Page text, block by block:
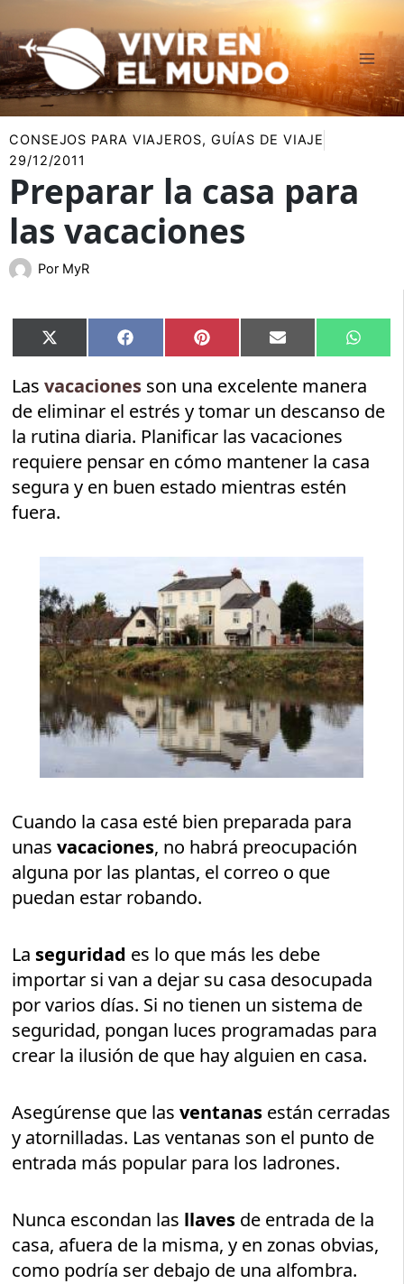
al
contenido
CONSEJOS PARA VIAJEROS, GUÍAS DE VIAJE
29/12/2011
Preparar la casa para
las vacaciones
Por MyR
Compartir
en
X
(Twitter)
Compartir
en
Facebook Compartir
en
Pinterest Compartir
en
Email
en
Lasvacaciones son una excelente manera
de eliminar el estrés y tomar un descanso de
la rutina diaria. Planificar las vacaciones
requiere pensar en cómo mantener la casa
segura y en buen estado mientras estén
fuera.
Cuando la casa esté bien preparada para
unasvacaciones, no habrá preocupación
alguna por las plantas, el correo o que
puedan estar robando.
La seguridad es lo que más les debe
importar si van a dejar su casa desocupada
por varios días. Si no tienen un sistema de
seguridad, pongan luces programadas para
crear la ilusión de que hay alguien en casa.
Asegúrense que lasventanas están cerradas
y atornilladas. Las ventanas son el punto de
entrada más popular para los ladrones.
Nunca escondan las llaves de entrada de la
casa, afuera de la misma, y en zonas obvias,
como podría ser debajo de una alfombra.